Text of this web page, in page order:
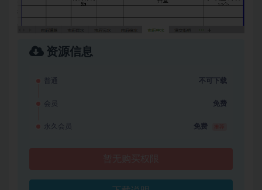
资源信息
普通 不可下载
会员 免费
永久会员 免费